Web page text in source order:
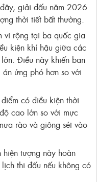
giải đấu năm 2026
thời tiết bất thường.
vi rộng tại ba quốc gia
kiện khí hậu giữa các
Điều này khiến ban
ứng phó hơn so với
có điều kiện thời
cao lớn so với mực
rào và giông sét vào
tượng này hoàn
thi đấu nếu không có